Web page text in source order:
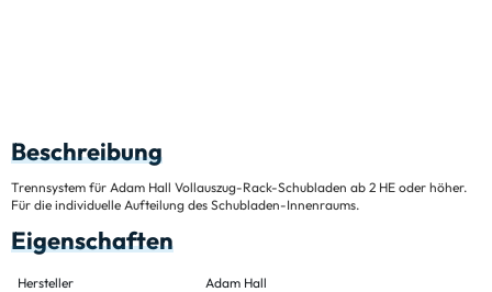
Beschreibung
Trennsystem für Adam Hall Vollauszug-Rack-Schubladen ab 2 HE oder höher.
Für die individuelle Aufteilung des Schubladen-Innenraums.
Eigenschaften
Hersteller
Adam Hall